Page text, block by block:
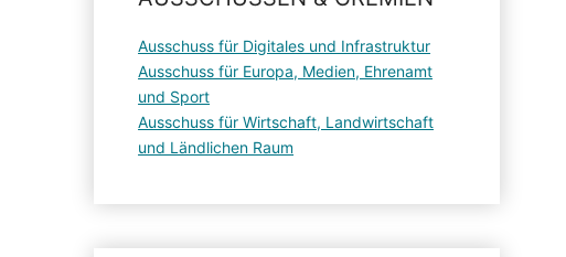
Ausschuss für Digitales und Infrastruktur
Ausschuss für Europa, Medien, Ehrenamt
und Sport
Ausschuss für Wirtschaft, Landwirtschaft
und Ländlichen Raum